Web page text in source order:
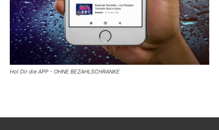
Hol Dir die APP - OHNE BEZAHLSCHRANKE